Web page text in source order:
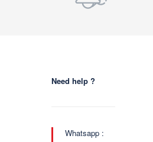
Need help ?
Whatsapp :